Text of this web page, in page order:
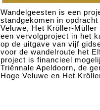
Wandelgeesten is een
standgekomen in
Veluwe, Het Kröller-
een vervolgproject in het
op de uitgave van vijf
voor de wandelroute het
project is financieel
Triënnale Apeldoorn, de
Hoge Veluwe en Het